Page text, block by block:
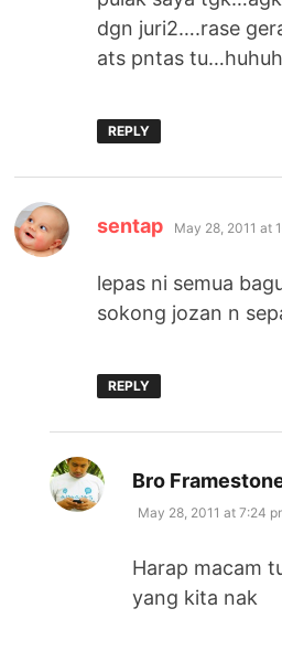
dgn juri2….rase
ats pntas
REPLY
sentap says:
May 28, 2011 at
lepas ni semua
sokong jozan n
REPLY
Bro
May 28, 2011 at 7:24
Harap macam
yang kita nak